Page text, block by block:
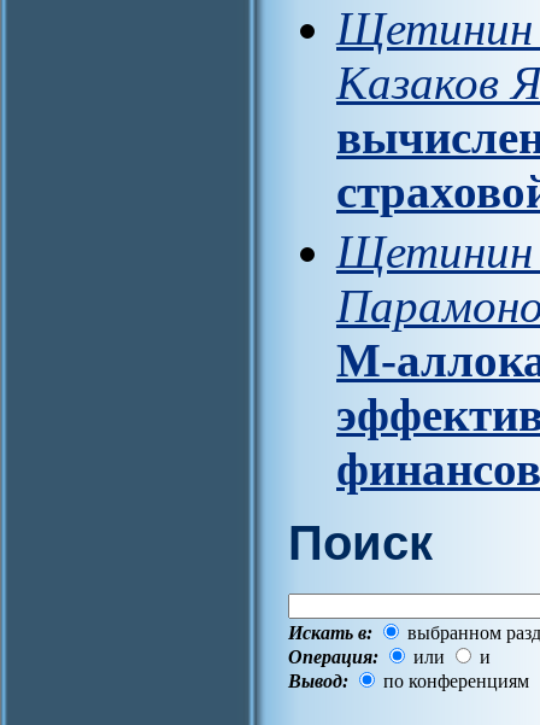
Щетинин
Казаков
Щетинин
M-
Поиск
Искать в:
выбранном
Операция:
или
и
Вывод:
по конференциям